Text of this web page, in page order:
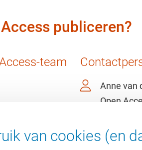
publiceren?
team
Anne van
Open
van cookies (en